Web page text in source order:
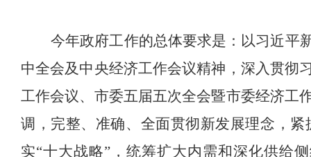
今年政府工作的总体要求是： 以习近平
中全会及中央经济工作会议精神，深入贯彻
工作会议、市委五届五次全会暨市委经济工
调，完整、准确、全面贯彻新发展理念，
实“十大战略”，统筹扩大内需和深化供给